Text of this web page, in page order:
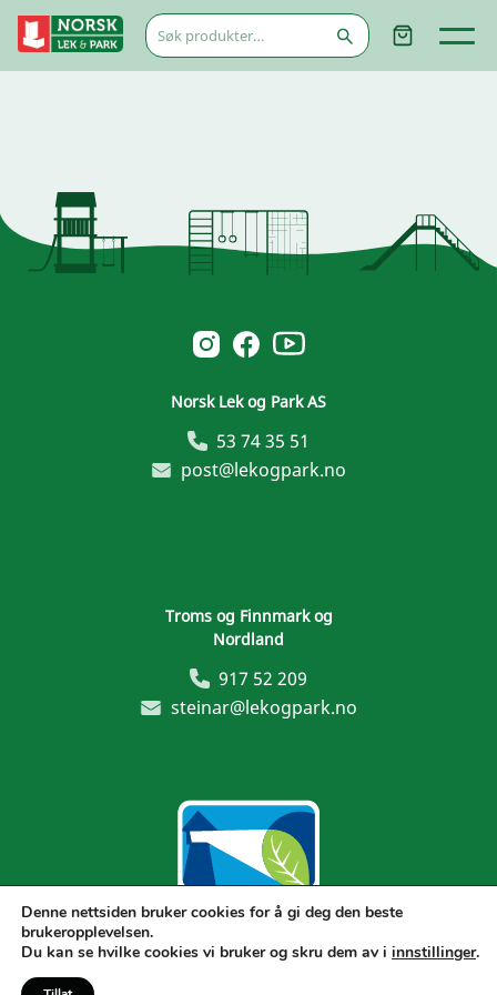
Søk
etter:
Norsk Leg & Park instagram
Norsk Leg & Park facebook
Norsk Leg & Park youtube
Norsk Lek og Park AS
53 74 35 51
post@lekogpark.no
Troms og Finnmark og
Nordland
917 52 209
steinar@lekogpark.no
Denne nettsiden bruker cookies for å gi deg den beste
brukeropplevelsen.
Du kan se hvilke cookies vi bruker og skru dem av i innstillinger.